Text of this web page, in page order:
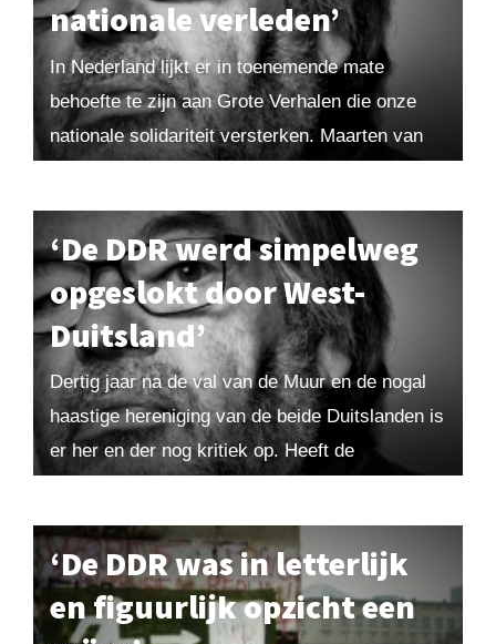
nationale verleden’
In Nederland lijkt er in toenemende mate
behoefte te zijn aan Grote Verhalen die onze
nationale solidariteit versterken. Maarten van
‘De DDR werd simpelweg
opgeslokt door West-
Duitsland’
Dertig jaar na de val van de Muur en de nogal
haastige hereniging van de beide Duitslanden is
er her en der nog kritiek op. Heeft de
‘De DDR was in letterlijk
en figuurlijk opzicht een